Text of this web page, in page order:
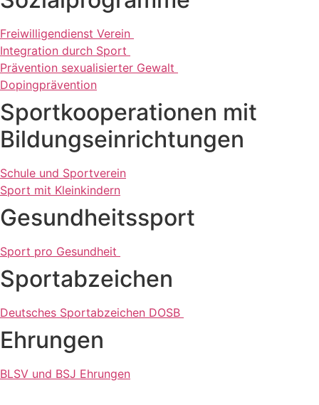
Frei­wil­li­gen­dienst Verein
Inte­gra­tion durch Sport
Präven­tion sexua­li­sier­ter Gewalt
Doping­prä­ven­tion
Sport­ko­ope­ra­tio­nen mit
Bildungseinrichtungen
Schule und Sportverein
Sport mit Kleinkindern
Gesund­heits­sport
Sport pro Gesundheit
Sport­ab­zei­chen
Deut­sches Sport­ab­zei­chen DOSB
Ehrun­gen
BLSV und BSJ Ehrungen